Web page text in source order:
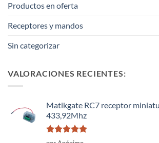
Productos en oferta
Receptores y mandos
Sin categorizar
VALORACIONES RECIENTES:
Matikgate RC7 receptor
433,92Mhz
Valorado